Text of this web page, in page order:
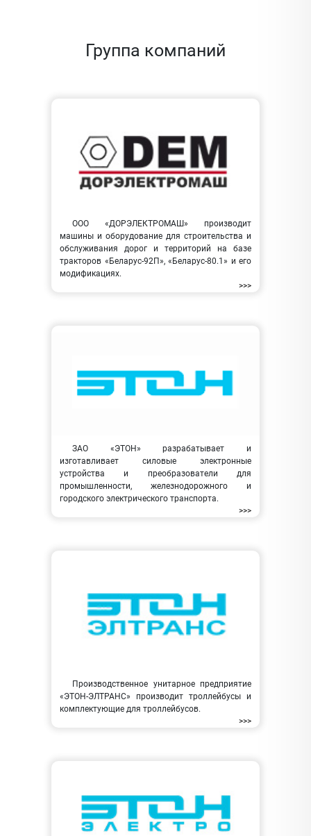
Группа компаний
ООО «ДОРЭЛЕКТРОМАШ» производит
машины и оборудование для строительства и
обслуживания дорог и территорий на базе
тракторов «Беларус-92П», «Беларус-80.1» и его
модификациях.
>>>
ЗАО «ЭТОН» разрабатывает и
изготавливает силовые электронные
устройства и преобразователи для
промышленности, железнодорожного и
городского электрического транспорта.
>>>
Производственное унитарное предприятие
«ЭТОН-ЭЛТРАНС» производит троллейбусы и
комплектующие для троллейбусов.
>>>